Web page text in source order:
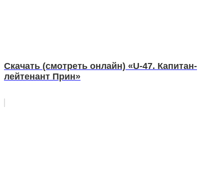
Скачать (смотреть онлайн) «U-47. Капитан-
лейтенант Прин»